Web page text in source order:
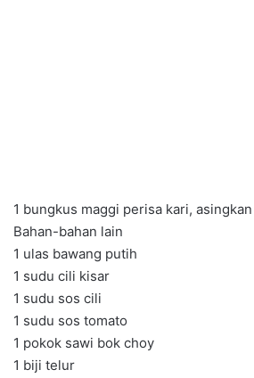
1 bungkus maggi perisa kari,
Bahan-bahan lain
1 ulas bawang putih
1 sudu cili kisar
1 sudu sos cili
1 sudu sos tomato
1 pokok sawi bok choy
1 biji telur